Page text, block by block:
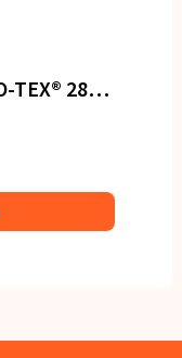
Schoudertas canvas OEKO-TEX® 280g/m² 45x10x33cm